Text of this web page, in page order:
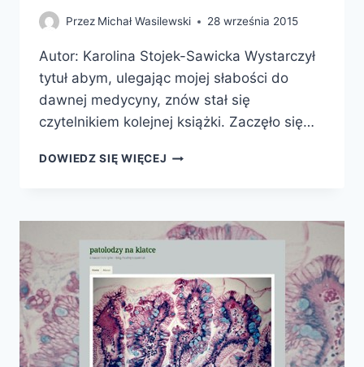
Przez Michał Wasilewski 28 września 2015
Autor: Karolina Stojek-Sawicka Wystarczył
tytuł abym, ulegając mojej słabości do
dawnej medycyny, znów stał się
czytelnikiem kolejnej książki. Zaczęło się…
DOWIEDZ SIĘ WIĘCEJ O
SZLACHTY
POLSKIEJ.
DEFEKTY,
HUMORY
I
NASTĘPCY
HIPOKRATESA